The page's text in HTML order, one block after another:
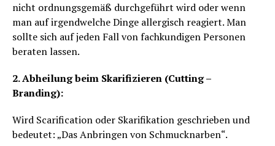
nicht ordnungsgemäß durchgeführt wird oder wenn
man auf irgendwelche Dinge allergisch reagiert. Man
sollte sich auf jeden Fall von fachkundigen Personen
beraten lassen.
2. Abheilung beim Skarifizieren (Cutting –
Branding):
Wird Scarification oder Skarifikation geschrieben und
bedeutet: „Das Anbringen von Schmucknarben“.